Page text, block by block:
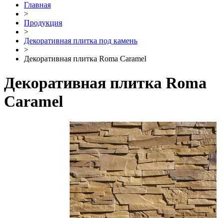
Главная
>
Продукция
>
Декоративная плитка под камень
>
Декоративная плитка Roma Caramel
Декоративная плитка Roma
Caramel